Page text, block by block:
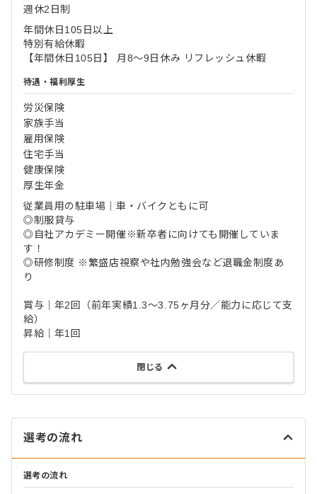
週休2日制
年間休日105日以上
特別有給休暇
【年間休日105日】 月8〜9日休み リフレッシュ休暇
待遇・福利厚生
労災保険
家族手当
雇用保険
住宅手当
健康保険
厚生年金
従業員用の駐車場｜車・バイクともに可
◎制服貸与
◎自社アカデミー開催※新卒者に向けても開催していま
す！
◎研修制度 ※繁盛店視察や社内勉強会など退職金制度あ
り
賞与｜年2回（前年実績1.3～3.75ヶ月分／能力に応じて支
給）
昇給｜年1回
閉じる
選考の流れ
選考の流れ